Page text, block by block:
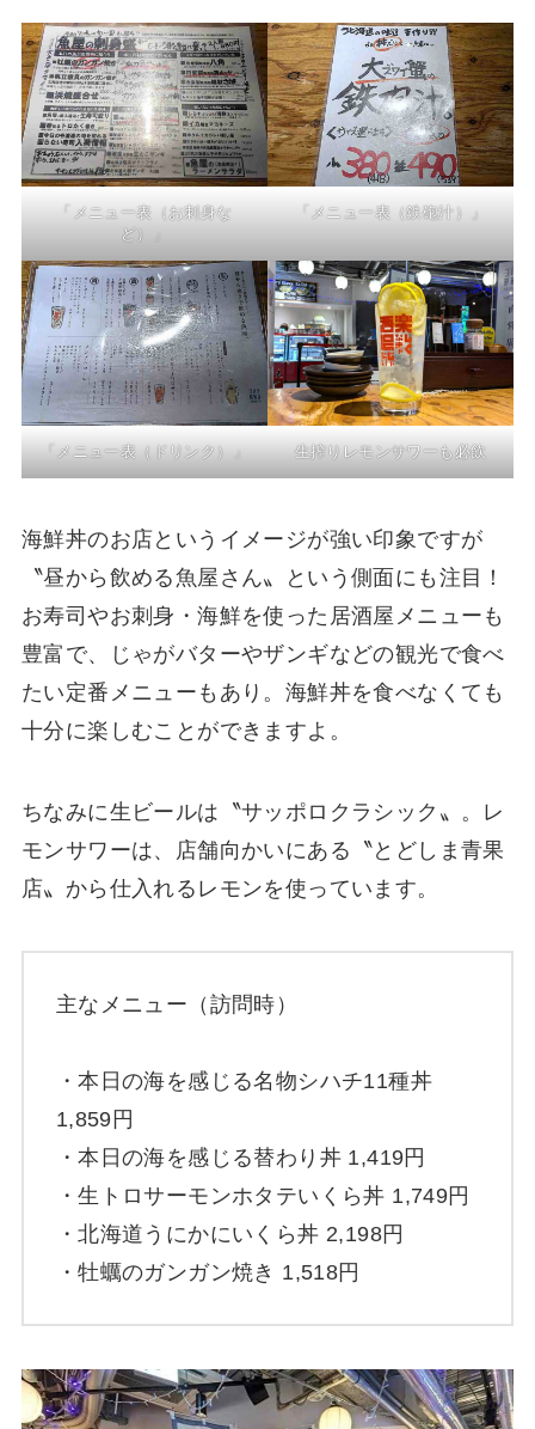
「メニュー表（お刺身な
ど）」
「メニュー表（鉄砲汁）」
「メニュー表（ドリンク）」 生搾りレモンサワーも必飲
海鮮丼のお店というイメージが強い印象ですが
〝昼から飲める魚屋さん〟という側面にも注目！
お寿司やお刺身・海鮮を使った居酒屋メニューも
豊富で、じゃがバターやザンギなどの観光で食べ
たい定番メニューもあり。海鮮丼を食べなくても
十分に楽しむことができますよ。
ちなみに生ビールは〝サッポロクラシック〟。レ
モンサワーは、店舗向かいにある〝とどしま青果
店〟から仕入れるレモンを使っています。
主なメニュー（訪問時）
・本日の海を感じる名物シハチ11種丼
1,859円
・本日の海を感じる替わり丼 1,419円
・生トロサーモンホタテいくら丼 1,749円
・北海道うにかにいくら丼 2,198円
・牡蠣のガンガン焼き 1,518円